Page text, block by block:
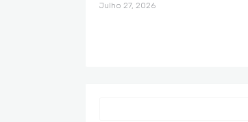
Julho 27, 2026